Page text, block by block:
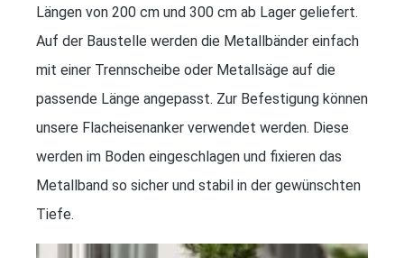
Längen von 200 cm und 300 cm ab Lager geliefert.
Auf der Baustelle werden die Metallbänder einfach
mit einer Trennscheibe oder Metallsäge auf die
passende Länge angepasst. Zur Befestigung können
unsere Flacheisenanker verwendet werden. Diese
werden im Boden eingeschlagen und fixieren das
Metallband so sicher und stabil in der gewünschten
Tiefe.